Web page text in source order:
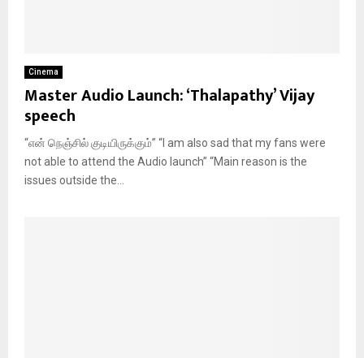
Cinema
Master Audio Launch: ‘Thalapathy’ Vijay
speech
“என் நெஞ்சில் குடியிருக்கும்” “I am also sad that my fans were
not able to attend the Audio launch” “Main reason is the
issues outside the...